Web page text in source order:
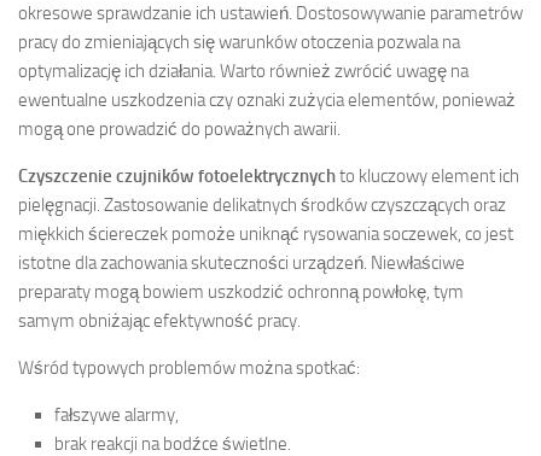
okresowe sprawdzanie ich ustawień. Dostosowywanie parametrów
pracy do zmieniających się warunków otoczenia pozwala na
optymalizację ich działania. Warto również zwrócić uwagę na
ewentualne uszkodzenia czy oznaki zużycia elementów, ponieważ
mogą one prowadzić do poważnych awarii.
Czyszczenie czujników fotoelektrycznychto kluczowy element ich
pielęgnacji. Zastosowanie delikatnych środków czyszczących oraz
miękkich ściereczek pomoże uniknąć rysowania soczewek, co jest
istotne dla zachowania skuteczności urządzeń. Niewłaściwe
preparaty mogą bowiem uszkodzić ochronną powłokę, tym
samym obniżając efektywność pracy.
Wśród typowych problemów można spotkać:
fałszywe alarmy,
brak reakcji na bodźce świetlne.